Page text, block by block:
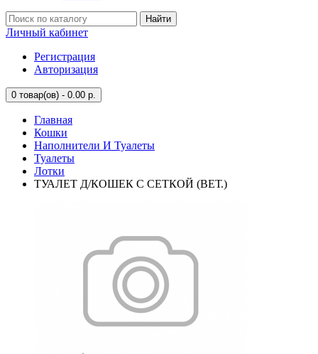
Найти
Личный кабинет
Регистрация
Авторизация
0 товар(ов) - 0.00 р.
Главная
Кошки
Наполнители И Туалеты
Туалеты
Лотки
ТУАЛЕТ Д/КОШЕК С СЕТКОЙ (ВЕТ.)